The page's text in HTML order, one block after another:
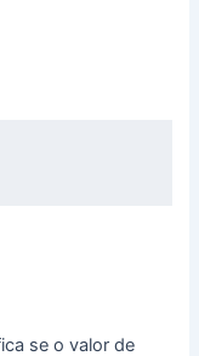
se o valor de